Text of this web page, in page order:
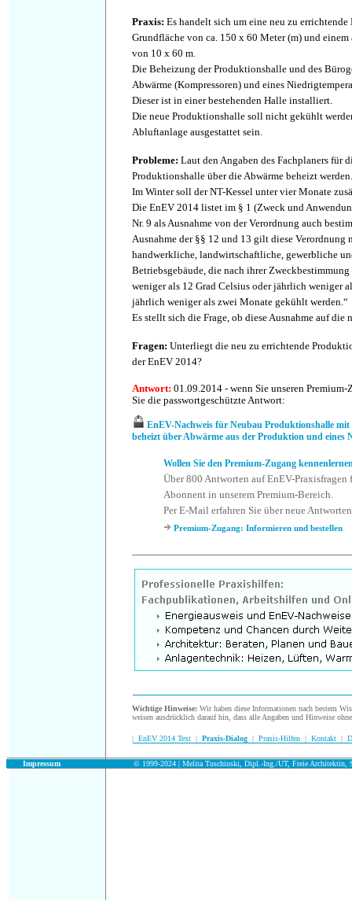
Praxis: Es handelt sich um eine neu zu
Grundfläche von ca. 150 x 60 Meter (m) und
von 10 x 60 m.
Die Beheizung der Produktionshalle und des
Abwärme (Kompressoren) und eines
Dieser ist in einer bestehenden Halle installiert.
Die neue Produktionshalle soll nicht gekühlt
Abluftanlage ausgestattet sein.
Probleme: Laut den Angaben des Fachplaners für
Produktionshalle über die Abwärme beheizt werden.
Im Winter soll der NT-Kessel unter vier Monate
Die EnEV 2014 listet im § 1 (Zweck und
Nr. 9 als Ausnahme von der Verordnung auch
Ausnahme der §§ 12 und 13 gilt diese
handwerkliche, landwirtschaftliche, gewerbliche
Betriebsgebäude, die nach ihrer
weniger als 12 Grad Celsius oder jährlich weniger
jährlich weniger als zwei Monate gekühlt werden.“
Es stellt sich die Frage, ob diese Ausnahme auf
Fragen: Unterliegt die neu zu errichtende
der EnEV 2014?
Antwort: 01.09.2014 - wenn Sie unseren
Sie die passwortgeschützte Antwort:
EnEV-Nachweis für Neubau Produktionshalle mit
beheizt über Abwärme aus der Produktion und eines
Wollen Sie den Premium-Zugang
Über 800 Antworten auf EnEV-Praxisfragen
Abonnent in unserem Premium-Bereich.
Per E-Mail erfahren Sie über neue
Premium-Zugang: Informieren und bestellen
Wichtige Hinweise: Wir haben diese Informationen nach bestem
weisen ausdrücklich darauf hin, dass alle Angaben und Hinweise
| EnEV 2014 Text | Praxis-Dialog | Praxis-Hilfen | Kontakt |
Impressum © 1999-2024 | Melita Tuschinski, Dipl.-Ing./UT, Freie Architektin,